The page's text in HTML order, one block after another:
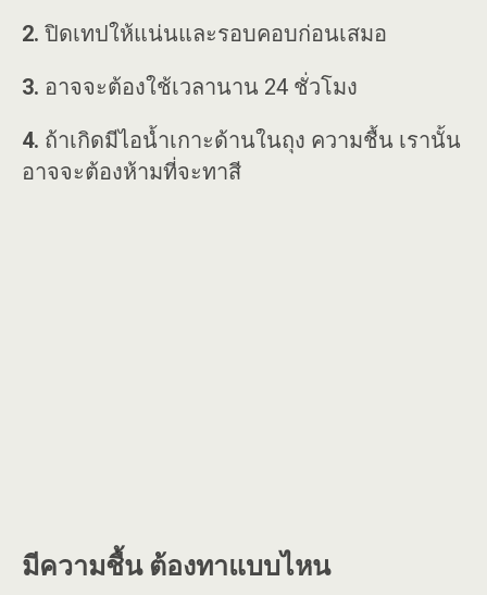
2. ปิดเทปให้แน่นและรอบคอบก่อนเสมอ
3. อาจจะต้องใช้เวลานาน 24 ชั่วโมง
4. ถ้าเกิดมีไอน้ำเกาะด้านในถุง ความชื้น เรานั้น
อาจจะต้องห้ามที่จะทาสี
มีความชื้น ต้องทาแบบไหน